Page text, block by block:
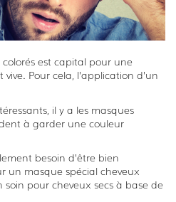
est capital pour une
Pour cela, l’application d’un
il y a les masques
à garder une couleur
besoin d’être bien
un masque spécial cheveux
soin pour cheveux secs à base de